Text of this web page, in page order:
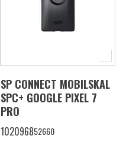
SP CONNECT MOBILSKAL
SPC+ GOOGLE PIXEL 7
PRO
102096852660